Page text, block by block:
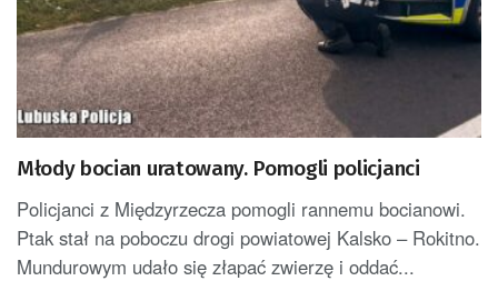
Młody bocian uratowany. Pomogli policjanci
Policjanci z Międzyrzecza pomogli rannemu bocianowi.
Ptak stał na poboczu drogi powiatowej Kalsko – Rokitno.
Mundurowym udało się złapać zwierzę i oddać...